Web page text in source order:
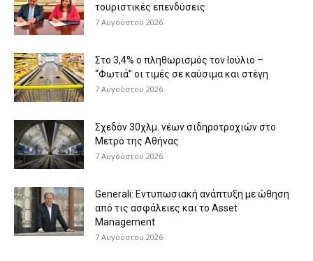
τουριστικές επενδύσεις
7 Αυγούστου 2026
Στο 3,4% ο πληθωρισμός τον Ιούλιο –
“Φωτιά” οι τιμές σε καύσιμα και στέγη
7 Αυγούστου 2026
Σχεδόν 30χλμ. νέων σιδηροτροχιών στο
Μετρό της Αθήνας
7 Αυγούστου 2026
Generali: Eντυπωσιακή ανάπτυξη με ώθηση
από τις ασφάλειες και το Asset
Management
7 Αυγούστου 2026